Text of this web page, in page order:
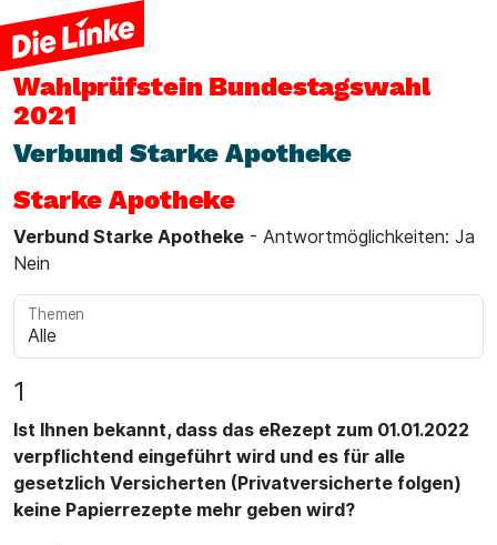
Wahlprüfstein Bundestagswahl
2021
Verbund Starke Apotheke
Starke Apotheke
Verbund Starke Apotheke - Antwortmöglichkeiten: Ja
Nein
Themen
1
Ist Ihnen bekannt, dass das eRezept zum 01.01.2022
verpflichtend eingeführt wird und es für alle
gesetzlich Versicherten (Privatversicherte folgen)
keine Papierrezepte mehr geben wird?